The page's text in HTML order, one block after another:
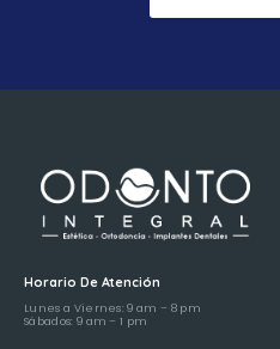
Horario De Atención
Lunes a Viernes: 9 am – 8 pm
Sábados: 9 am – 1 pm